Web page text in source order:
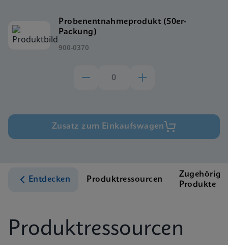
Probenentnahmeprodukt (50er-
Packung)
900-0370
Zusatz zum Einkaufswagen
Entdecken Produktressourcen
Zugehörige
Produkte
Produktressourcen